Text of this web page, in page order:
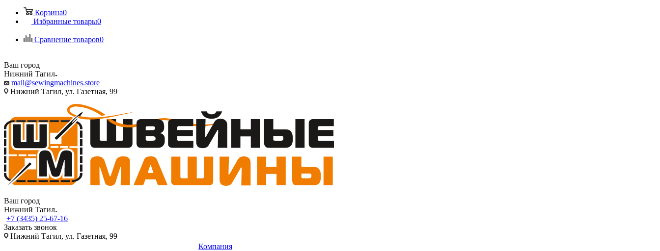
Корзина0
Избранные товары0
Сравнение товаров0
Ваш город
Нижний Тагил
mail@sewingmachines.store
Нижний Тагил, ул. Газетная, 99
Ваш город
Нижний Тагил
+7 (3435) 25-67-16
Заказать звонок
Нижний Тагил, ул. Газетная, 99
Компания